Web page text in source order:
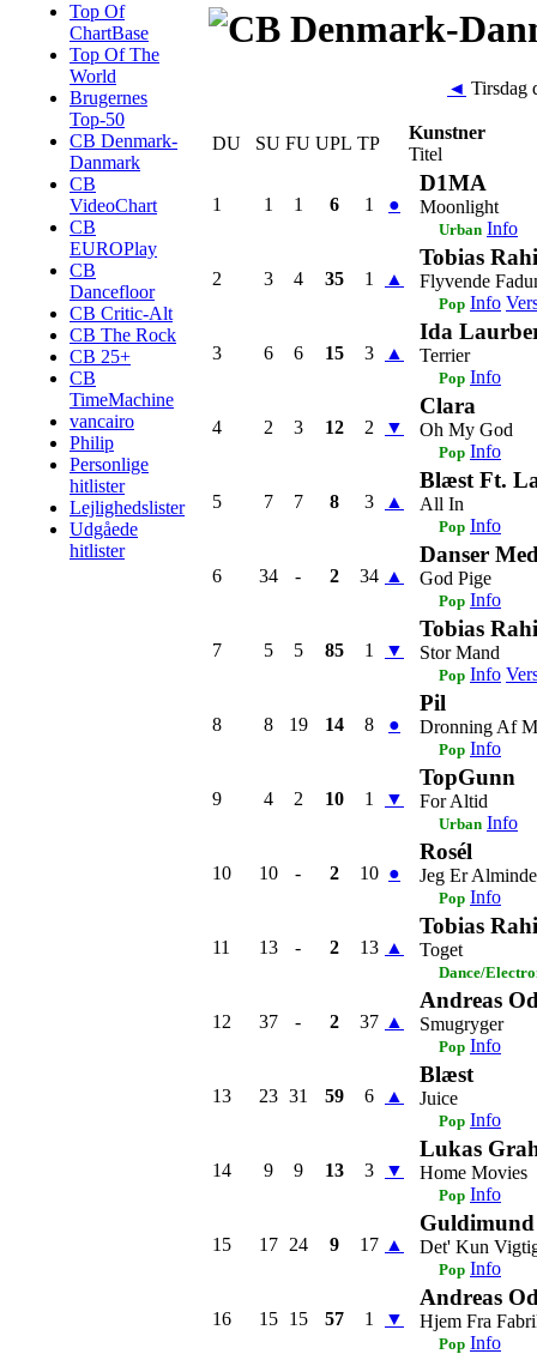
Top Of
ChartBase
Top Of The
World
Brugernes
Top-50
CB Denmark-
Danmark
CB
VideoChart
CB
EUROPlay
CB
Dancefloor
CB Critic-Alt
CB The Rock
CB 25+
CB
TimeMachine
vancairo
Philip
Personlige
hitlister
Lejlighedslister
Udgåede
hitlister
◄ Tirsdag
DU SU FU UPL TP
Kunstner
Titel
1 1 1 6 1 ●
D1MA
Moonlight
Urban Info
2 3 4 35 1 ▲
Tobias
Flyvende
Pop Info
3 6 6 15 3 ▲
Ida
Terrier
Pop Info
4 2 3 12 2 ▼
Clara
Oh My God
Pop Info
5 7 7 8 3 ▲
Blæst Ft.
All In
Pop Info
6 34 - 2 34 ▲
Danser
God Pige
Pop Info
7 5 5 85 1 ▼
Tobias
Stor Mand
Pop Info
8 8 19 14 8 ●
Pil
Dronning Af
Pop Info
9 4 2 10 1 ▼
TopGunn
For Altid
Urban Info
10 10 - 2 10 ●
Rosél
Jeg Er
Pop Info
11 13 - 2 13 ▲
Tobias
Toget
Dance/
12 37 - 2 37 ▲
Andreas
Smugryger
Pop Info
13 23 31 59 6 ▲
Blæst
Juice
Pop Info
14 9 9 13 3 ▼
Lukas
Home Movies
Pop Info
15 17 24 9 17 ▲
Guldimund
Det' Kun
Pop Info
16 15 15 57 1 ▼
Andreas
Hjem Fra
Pop Info